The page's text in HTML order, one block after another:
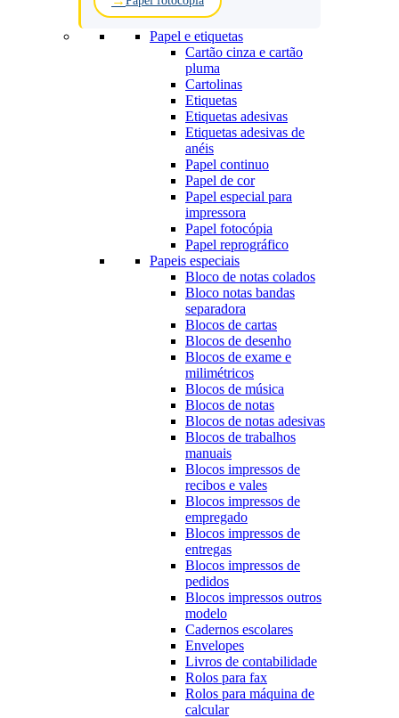
Papel e etiquetas
Cartão cinza e cartão
pluma
Cartolinas
Etiquetas
Etiquetas adesivas
Etiquetas adesivas de
anéis
Papel continuo
Papel de cor
Papel especial para
impressora
Papel fotocópia
Papel reprográfico
Papeis especiais
Bloco de notas colados
Bloco notas bandas
separadora
Blocos de cartas
Blocos de desenho
Blocos de exame e
milimétricos
Blocos de música
Blocos de notas
Blocos de notas adesivas
Blocos de trabalhos
manuais
Blocos impressos de
recibos e vales
Blocos impressos de
empregado
Blocos impressos de
entregas
Blocos impressos de
pedidos
Blocos impressos outros
modelo
Cadernos escolares
Envelopes
Livros de contabilidade
Rolos para fax
Rolos para máquina de
calcular